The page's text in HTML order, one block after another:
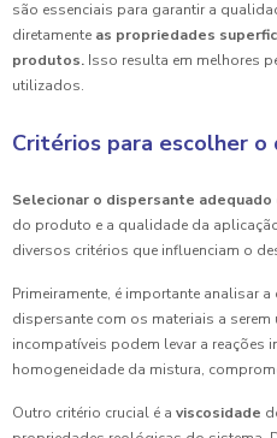
são essenciais para garantir a
diretamente as propriedades
produtos. Isso resulta em melhores
utilizados.
Critérios para escolher
Selecionar o dispersante adequado
do produto e a qualidade da
diversos critérios que influenciam o
Primeiramente, é importante analisar a
dispersante com os materiais a
incompatíveis podem levar a reações
homogeneidade da mistura,
Outro critério crucial é a viscosidade